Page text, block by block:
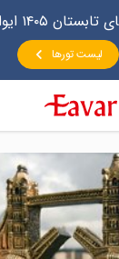
ایوار آغاز شد
لیست تورها